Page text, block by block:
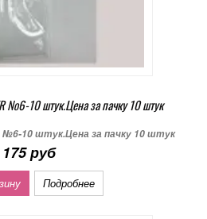
№6-10 штук.Цена за пачку 10 штук
№6-10 штук.Цена за пачку 10 штук
175 руб
Подробнее